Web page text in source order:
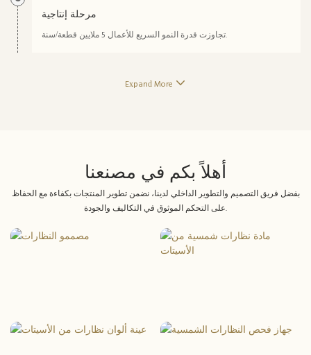
مرحلة إنتاجية
تجاوزت قدرة النمو السريع للأعمال 5 ملايين قطعة/سنة.
Expand More
أهلاً بكم في مصنعنا
بفضل فريق التصميم والتطوير الداخلي لدينا، نضمن تطوير المنتجات بكفاءة مع الحفاظ
على التحكم الموثوق في التكاليف والجودة.